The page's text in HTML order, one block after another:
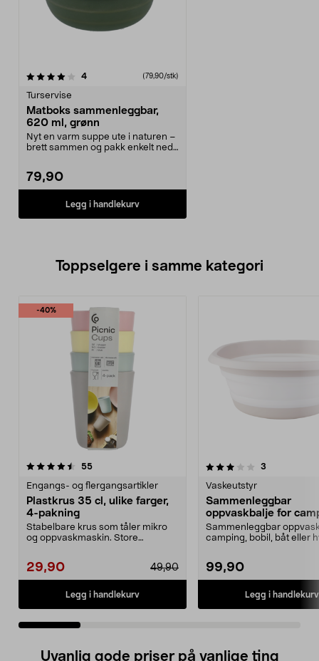
4anmeldelser (79,90/stk)
Turservise
Matboks sammenleggbar,
620 ml, grønn
Nyt en varm suppe ute i naturen –
brett sammen og pakk enkelt ned i
79,90
Legg i handlekurv
Toppselgere i samme kategori
-40%
55anmeldelser
Engangs- og flergangsartikler
Plastkrus 35 cl, ulike farger,
4-pakning
Stabelbare krus som tåler mikro
og oppvaskmaskin. Store
29,90 49,90
Legg i handlekurv
3.5 av 5 stjerner 3
Vaskeutstyr
Sammenleggbar
oppvaskbalje for
liter
Sammenleggbar
camping, bobil, båt eller
99,90
Legg i handlekurv
4.5 av 5 stjerner
Uvanlig gode priser på vanlige ting